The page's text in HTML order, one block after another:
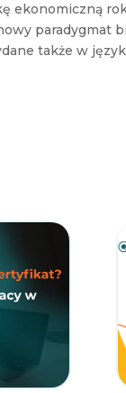
ekonomiczną
paradygmat
także w